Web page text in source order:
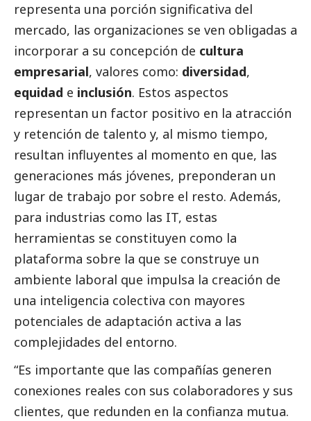
representa una porción significativa del
mercado, las organizaciones se ven obligadas a
incorporar a su concepción de cultura
empresarial, valores como: diversidad,
equidad e inclusión. Estos aspectos
representan un factor positivo en la atracción
y retención de talento y, al mismo tiempo,
resultan influyentes al momento en que, las
generaciones más jóvenes, preponderan un
lugar de trabajo por sobre el resto. Además,
para industrias como las IT, estas
herramientas se constituyen como la
plataforma sobre la que se construye un
ambiente laboral que impulsa la creación de
una inteligencia colectiva con mayores
potenciales de adaptación activa a las
complejidades del entorno.
“Es importante que las compañías generen
conexiones reales con sus colaboradores y sus
clientes, que redunden en la confianza mutua.